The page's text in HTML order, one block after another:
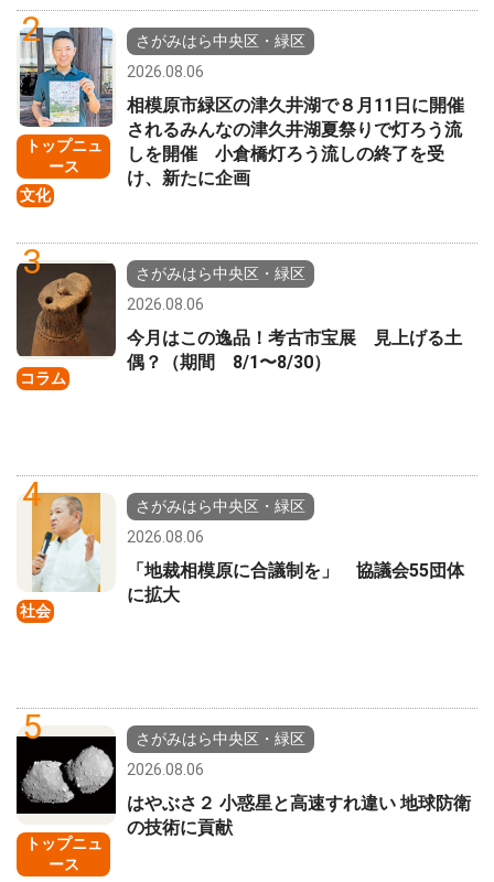
2
トップニュ
ース
文化
さがみはら中央区・緑区
2026.08.06
相模原市緑区の津久井湖で８月11日に開催
されるみんなの津久井湖夏祭りで灯ろう流
しを開催 小倉橋灯ろう流しの終了を受
け、新たに企画
3
コラム
さがみはら中央区・緑区
2026.08.06
今月はこの逸品！考古市宝展 見上げる土
偶？（期間 8/1〜8/30）
4
社会
さがみはら中央区・緑区
2026.08.06
「地裁相模原に合議制を」 協議会55団体
に拡大
5
トップニュ
ース
さがみはら中央区・緑区
2026.08.06
はやぶさ２ 小惑星と高速すれ違い 地球防衛
の技術に貢献